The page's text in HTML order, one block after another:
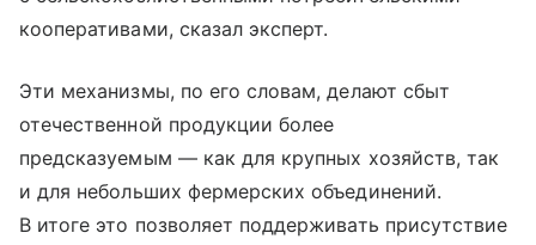
кооперативами, сказал эксперт.
Эти механизмы, по его словам, делают сбыт
отечественной продукции более
предсказуемым — как для крупных хозяйств, так
и для небольших фермерских объединений.
В итоге это позволяет поддерживать присутствие